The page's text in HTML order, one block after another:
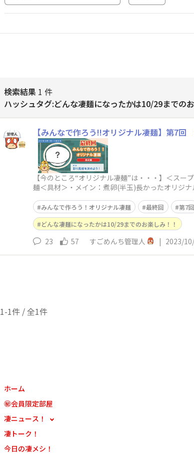
検索結果 1 件
ハッシュタグ:どんな凄麺になったかは10/29までの
【みんなで作ろう!!オリジナル凄麺】第7
【今のところ“オリジナル凄麺”は・・・】＜
麺＜具材＞・メイン：煮卵(半玉)長かったオリジ
みんなで作ろう！オリジナル凄麺 最終回 第7回
どんな凄麺になったかは10/29までのお楽しみ！！
23 57 すごめんち管理人 | 2023/
1-1件 / 全1件
ホーム
㊙会員限定部屋
凄ニュース！
凄トーク！
今日の凄メシ！